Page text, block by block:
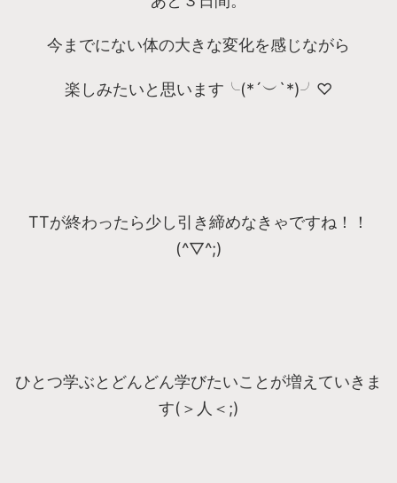
今までにない体の大きな変化を感じながら
楽しみたいと思います╰(*´︶`*)╯♡
TTが終わったら少し引き締めなきゃですね！！
(^▽^;)
ひとつ学ぶとどんどん学びたいことが増えていきま
す(＞人＜;)